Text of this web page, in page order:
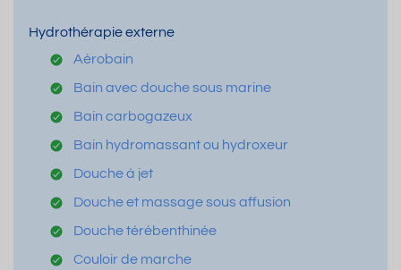
Hydrothérapie externe
Aérobain
Bain avec douche sous marine
Bain carbogazeux
Bain hydromassant ou hydroxeur
Douche à jet
Douche et massage sous affusion
Douche térébenthinée
Couloir de marche